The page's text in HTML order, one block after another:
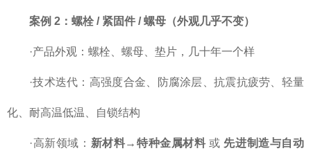
案例 2：螺栓 / 紧固件 / 螺母（外观几乎不变）
·产品外观：螺栓、螺母、垫片，几十年一个样
·技术迭代：高强度合金、防腐涂层、抗震抗疲劳、轻量
化、耐高温低温、自锁结构
·高新领域： 新材料→特种金属材料 或 先进制造与自动